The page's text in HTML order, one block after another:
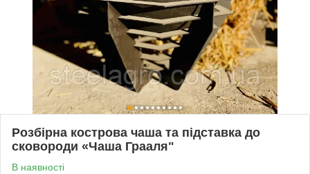
Розбірна кострова чаша та підставка до
сковороди «Чаша Грааля"
В наявності